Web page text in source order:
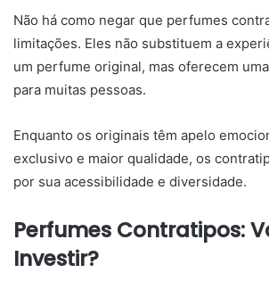
Não há como negar que perfumes
limitações. Eles não substituem a
um perfume original, mas oferecem
para muitas pessoas.
Enquanto os originais têm apelo
exclusivo e maior qualidade, os
por sua acessibilidade e diversidade.
Perfumes Contratipos:
Investir?